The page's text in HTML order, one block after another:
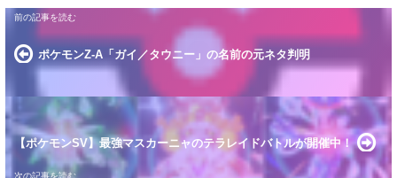
ポケモンZ-A「ガイ／タウニー」の名前の元ネタ判明
【ポケモンSV】最強マスカーニャのテラレイドバトルが開催中！